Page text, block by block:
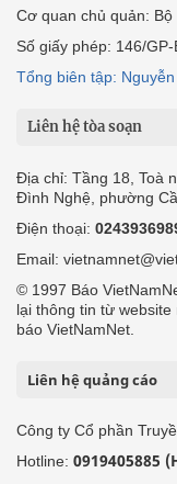
Cơ quan chủ quản:
Số giấy phép: 146/
Tổng biên tập: Nguyễn
Liên hệ tòa soạn
Địa chỉ: Tầng 18, Toà
Đình Nghệ, phường
Điện thoại:
Email:
© 1997 Báo
lại thông tin từ
báo VietNamNet.
Liên hệ quảng cáo
Công ty Cổ phần
Hotline: 0919405885